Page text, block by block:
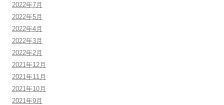
2022年7月
2022年5月
2022年4月
2022年3月
2022年2月
2021年12月
2021年11月
2021年10月
2021年9月